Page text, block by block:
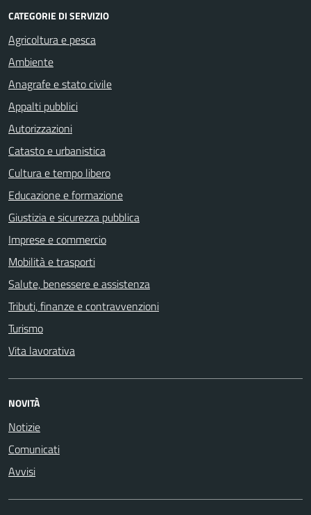
CATEGORIE DI SERVIZIO
Agricoltura e pesca
Ambiente
Anagrafe e stato civile
Appalti pubblici
Autorizzazioni
Catasto e urbanistica
Cultura e tempo libero
Educazione e formazione
Giustizia e sicurezza pubblica
Imprese e commercio
Mobilità e trasporti
Salute, benessere e assistenza
Tributi, finanze e contravvenzioni
Turismo
Vita lavorativa
NOVITÀ
Notizie
Comunicati
Avvisi